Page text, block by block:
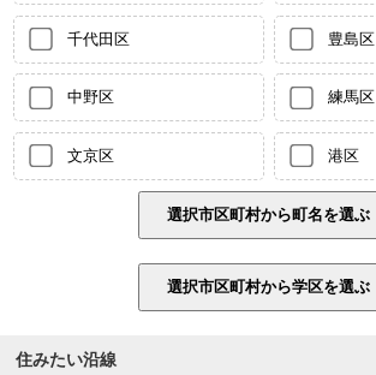
千代田区 豊島区
中野区 練馬区
文京区 港区
住みたい沿線